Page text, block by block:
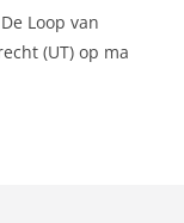
Loop van
(UT) op ma